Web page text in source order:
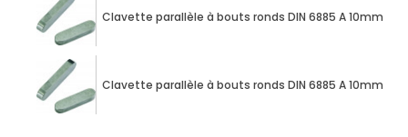
Clavette parallèle à bouts ronds DIN 6885 A 10mm X
Clavette parallèle à bouts ronds DIN 6885 A 10mm X